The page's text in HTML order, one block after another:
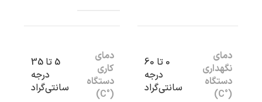
دمای
نگهداری
دستگاه
(°C)
0 تا 60
درجه
سانتی‌گراد
دمای
کاری
دستگاه
(°C)
5 تا 35
درجه
سانتی‌گراد